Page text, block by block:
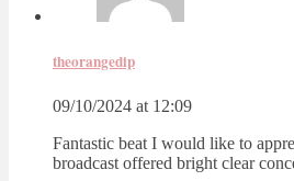
theorangedip
09/10/2024 at 12:09
Fantastic beat I would like to
broadcast offered bright clear